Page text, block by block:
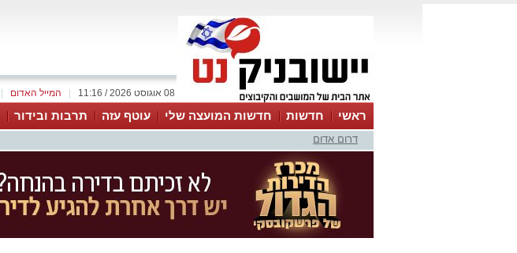
המייל האדום 08 אוגוסט 2026 / 11:16
ראשי חדשות חדשות המועצה שלי עוטף עזה תרבות ובידור
אינדקס עסקים
דרום אדום